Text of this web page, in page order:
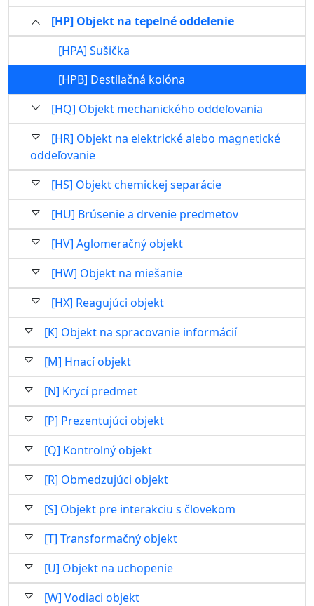
[HP] Objekt na tepelné oddelenie
[HPA] Sušička
[HPB] Destilačná kolóna
[HQ] Objekt mechanického oddeľovania
[HR] Objekt na elektrické alebo magnetické
oddeľovanie
[HS] Objekt chemickej separácie
[HU] Brúsenie a drvenie predmetov
[HV] Aglomeračný objekt
[HW] Objekt na miešanie
[HX] Reagujúci objekt
[K] Objekt na spracovanie informácií
[M] Hnací objekt
[N] Krycí predmet
[P] Prezentujúci objekt
[Q] Kontrolný objekt
[R] Obmedzujúci objekt
[S] Objekt pre interakciu s človekom
[T] Transformačný objekt
[U] Objekt na uchopenie
[W] Vodiaci objekt